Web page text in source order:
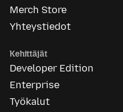
Merch Store
Yhteystiedot
Kehittäjät
Developer Edition
Enterprise
Työkalut